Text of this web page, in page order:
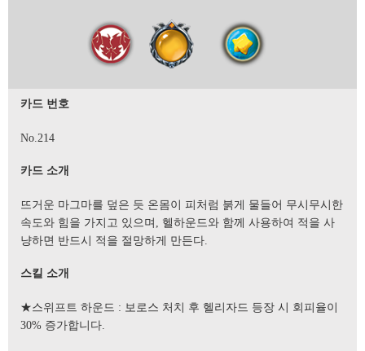
카드 번호
No.214
카드 소개
뜨거운 마그마를 덮은 듯 온몸이 피처럼 붉게 물들어 무시무시한
속도와 힘을 가지고 있으며, 헬하운드와 함께 사용하여 적을 사
냥하면 반드시 적을 절망하게 만든다.
스킬 소개
★스위프트 하운드 : 보로스 처치 후 헬리자드 등장 시 회피율이
30% 증가합니다.